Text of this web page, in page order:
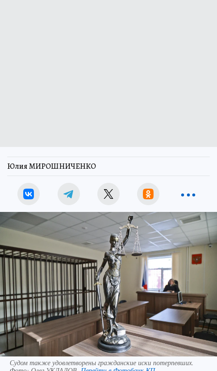
Юлия МИРОШНИЧЕНКО
Судом также удовлетворены гражданские иски потерпевших.